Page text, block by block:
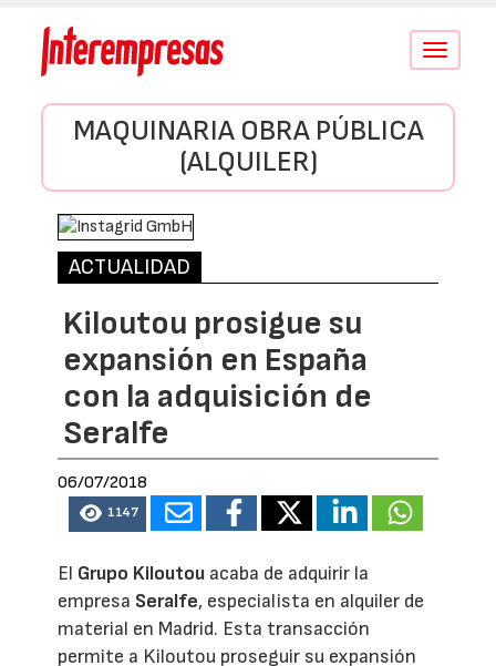
Conmutar
MAQUINARIA OBRA PÚBLICA
(ALQUILER)
ACTUALIDAD
Kiloutou prosigue su
expansión en España
con la adquisición de
Seralfe
06/07/2018
1147
El Grupo Kiloutou acaba de adquirir la
empresa Seralfe, especialista en alquiler de
material en Madrid. Esta transacción
permite a Kiloutou proseguir su expansión